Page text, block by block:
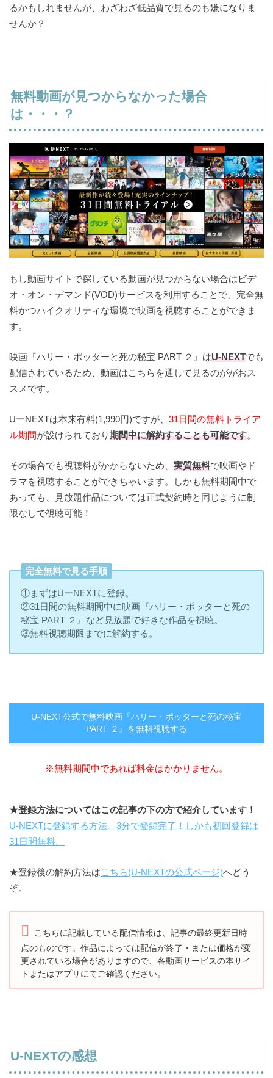
るかもしれませんが、わざわざ低品質で見るのも嫌になりま
せんか？
無料動画が見つからなかった場合
は・・・？
もし動画サイトで探している動画が見つからない場合はビデ
オ・オン・デマンド(VOD)サービスを利用することで、完全無
料かつハイクオリティな環境で映画を視聴することができま
す。
映画『ハリー・ポッターと死の秘宝 PART ２』はU-NEXTでも
配信されているため、動画はこちらを通して見るのががおス
スメです。
UーNEXTは本来有料(1,990円)ですが、 31日間の無料トライア
ル期間が設けられており期間中に解約することも可能です。
その場合でも視聴料がかからないため、 実質無料で映画やド
ラマを視聴することができちゃいます。しかも無料期間中で
あっても、見放題作品については正式契約時と同じように制
限なしで視聴可能！
完全無料で見る手順
①まずはUーNEXTに登録。
②31日間の無料期間中に映画『ハリー・ポッターと死の
秘宝 PART ２』など見放題で好きな作品を視聴。
③無料視聴期限までに解約する。
U-NEXT公式で無料映画『ハリー・ポッターと死の秘宝
PART ２』を無料視聴する
※無料期間中であれば料金はかかりません。
★登録方法についてはこの記事の下の方で紹介しています！
U-NEXTに登録する方法。3分で登録完了！しかも初回登録は
31日間無料。
★登録後の解約方法はこちら(U-NEXTの公式ページ)へどう
ぞ。
こちらに記載している配信情報は、記事の最終更新日時
点のものです。 作品によっては配信が終了・または価格が変
更されている場合がありますので、 各動画サービスの本サイ
トまたはアプリにてご確認ください。
U-NEXTの感想